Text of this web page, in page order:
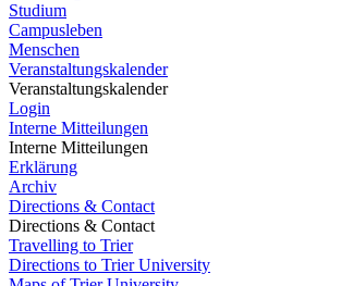
Studium
Campusleben
Menschen
Veranstaltungskalender
Veranstaltungskalender
Login
Interne Mitteilungen
Interne Mitteilungen
Erklärung
Archiv
Directions & Contact
Directions & Contact
Travelling to Trier
Directions to Trier University